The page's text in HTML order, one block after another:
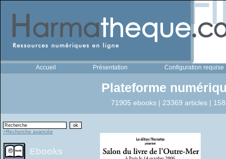
Accueil Présentation Configuration requise
Plateforme
71905 ebooks | 23369 articles |
>Recherche avancée
Ebooks